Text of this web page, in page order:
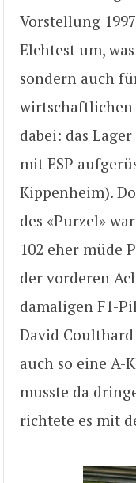
Vorstellung
Elchtest um,
sondern auch
wirtschaftlichen
dabei: das
mit ESP
Kippenheim).
des «Purzel»
102 eher müde
der vorderen
damaligen F1-
David
auch so eine A-
musste da
richtete es mit